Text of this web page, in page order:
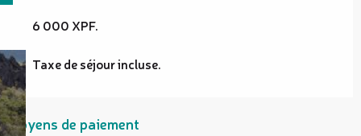
6 000 XPF.
Taxe de séjour incluse.
Moyens de paiement